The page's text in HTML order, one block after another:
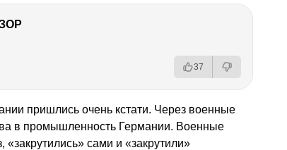
37
пришлись очень кстати. Через военные
в промышленность Германии. Военные
«закрутились» сами и «закрутили»